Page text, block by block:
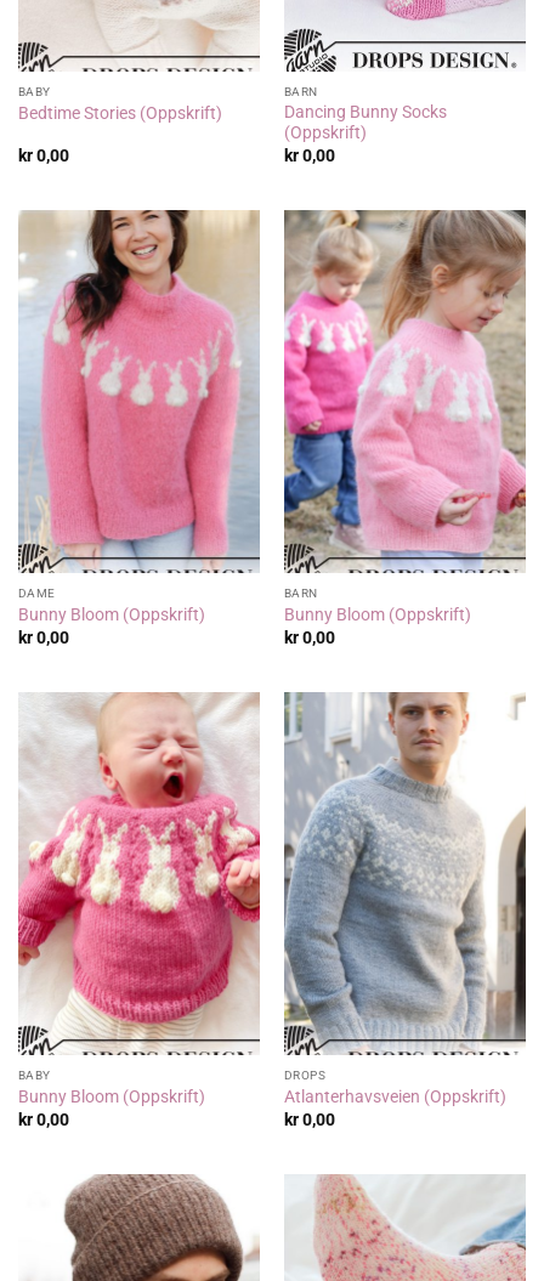
BABY
Bedtime Stories (Oppskrift)
kr0,00
BARN
Dancing Bunny Socks
(Oppskrift)
kr0,00
DAME
Bunny Bloom (Oppskrift)
kr0,00
BARN
Bunny Bloom (Oppskrift)
kr0,00
BABY
Bunny Bloom (Oppskrift)
kr0,00
DROPS
Atlanterhavsveien (Oppskrift)
kr0,00